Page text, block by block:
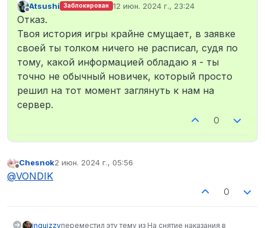
Не в сети
Atsushi Заблокирован 12 июн. 2024 г., 23:24
отредактировано
Отказ.
Твоя история игры крайне смущает, в заявке
своей ты толком ничего не расписал, судя по
тому, какой информацией обладаю я - ты
точно не обычный новичек, который просто
решил на тот момент заглянуть к нам на
сервер.
0
Не в сети
Chesnok2 июн. 2024 г., 05:56
отредактировано
@VONDIK
0
inquizzyпереместил эту тему из На снятие наказания в